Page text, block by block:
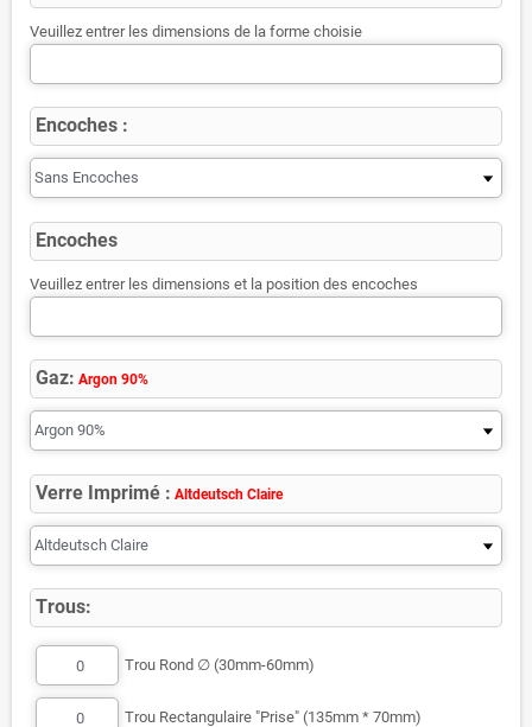
Veuillez entrer les dimensions de la forme choisie
Encoches :
Encoches
Veuillez entrer les dimensions et la position des encoches
Gaz: Argon 90%
Verre Imprimé : Altdeutsch Claire
Trous:
Trou Rond ∅ (30mm-60mm)
Trou Rectangulaire "Prise" (135mm * 70mm)